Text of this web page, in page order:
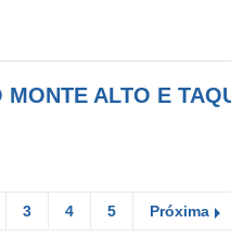
ALTO E
3 4 5 Próxima